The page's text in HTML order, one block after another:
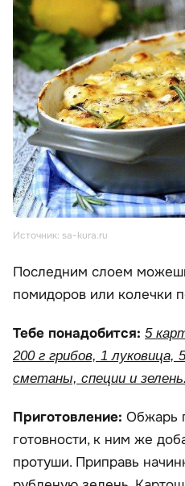
Источник: sa-kura.ru
Последним слоем
помидоров или колечки
Тебе понадобится: 5
200 г грибов, 1 луковица,
сметаны, специи и зелень.
Приготовление: Обжарь
готовности, к ним же
протуши. Приправь